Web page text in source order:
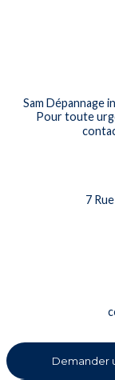
Sam Dépannage
Pour toute
7
Demander